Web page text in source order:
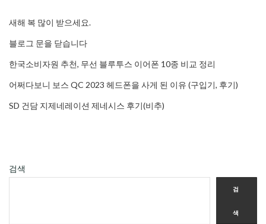
새해 복 많이 받으세요.
블로그 문을 닫습니다
한국소비자원 추천, 무선 블루투스 이어폰 10종 비교 정리
어쩌다보니 보스 QC 2023 헤드폰을 사게 된 이유 (구입기, 후기)
SD 건담 지제네레이션 제네시스 후기(비추)
검색
검
색